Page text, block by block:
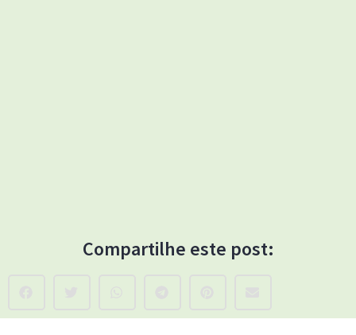
Compartilhe este post: